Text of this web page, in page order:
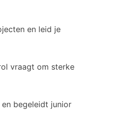
en leid je
vraagt om sterke
begeleidt junior